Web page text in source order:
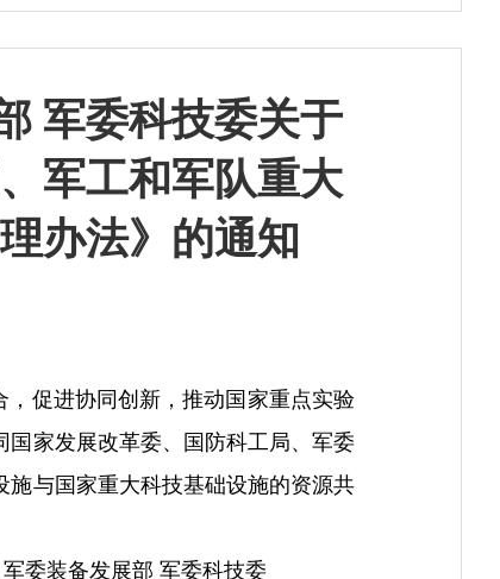
军委科技委关于
军工和军队重大
办法》的通知
促进协同创新，推动国家重点实验
家发展改革委、国防科工局、军委
与国家重大科技基础设施的资源共
委装备发展部 军委科技委